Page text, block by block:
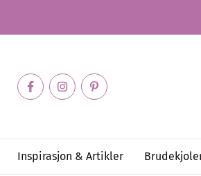
Inspirasjon & Artikler